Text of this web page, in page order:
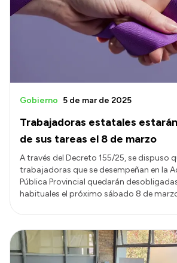
Trabajadoras estatales
de sus tareas el 8 de marzo
Gobierno 5 de mar de 2025
A través del Decreto 155/25, se dispuso
trabajadoras que se desempeñan en la
Pública Provincial quedarán
habituales el próximo sábado 8 de